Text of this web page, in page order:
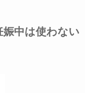
娠中は使わない